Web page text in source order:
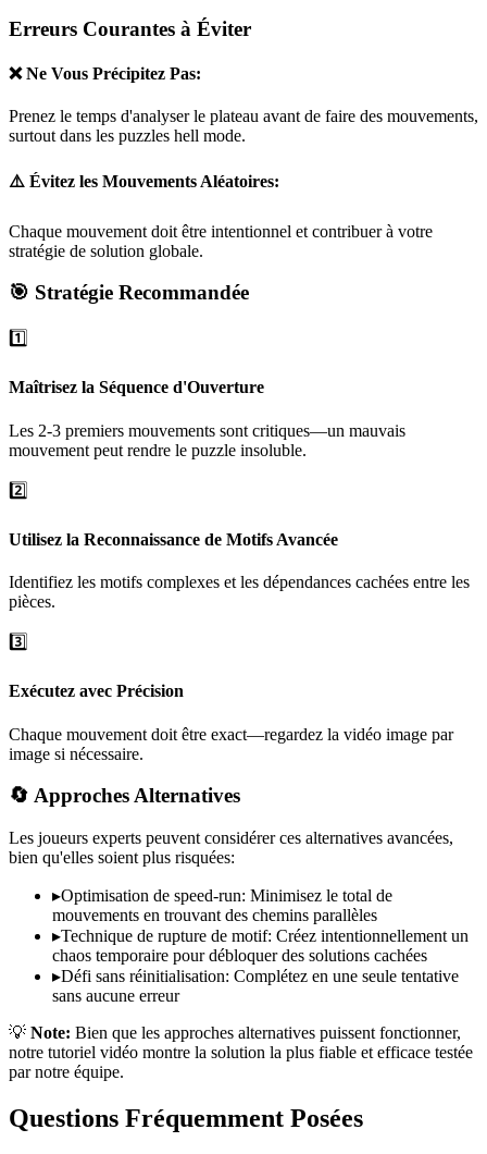
Erreurs Courantes à Éviter
❌ Ne Vous Précipitez Pas:
Prenez le temps d'analyser le plateau avant de faire des mouvements,
surtout dans les puzzles hell mode.
⚠️ Évitez les Mouvements Aléatoires:
Chaque mouvement doit être intentionnel et contribuer à votre
stratégie de solution globale.
🎯 Stratégie Recommandée
1️⃣
Maîtrisez la Séquence d'Ouverture
Les 2-3 premiers mouvements sont critiques—un mauvais
mouvement peut rendre le puzzle insoluble.
2️⃣
Utilisez la Reconnaissance de Motifs Avancée
Identifiez les motifs complexes et les dépendances cachées entre les
pièces.
3️⃣
Exécutez avec Précision
Chaque mouvement doit être exact—regardez la vidéo image par
image si nécessaire.
🔄 Approches Alternatives
Les joueurs experts peuvent considérer ces alternatives avancées,
bien qu'elles soient plus risquées:
▸Optimisation de speed-run: Minimisez le total de
mouvements en trouvant des chemins parallèles
▸Technique de rupture de motif: Créez intentionnellement un
chaos temporaire pour débloquer des solutions cachées
▸Défi sans réinitialisation: Complétez en une seule tentative
sans aucune erreur
💡 Note: Bien que les approches alternatives puissent fonctionner,
notre tutoriel vidéo montre la solution la plus fiable et efficace testée
par notre équipe.
Questions Fréquemment Posées